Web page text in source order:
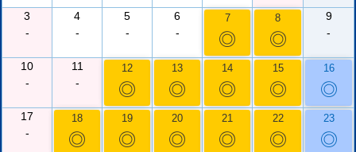
3
-
4
-
5
-
6
-
7
◎
8
◎
9
-
10
-
11
-
12
◎
13
◎
14
◎
15
◎
16
◎
17
-
18
◎
19
◎
20
◎
21
◎
22
◎
23
◎